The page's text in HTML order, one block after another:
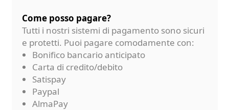
Come posso pagare?
Tutti i nostri sistemi di pagamento sono sicuri
e protetti. Puoi pagare comodamente con:
Bonifico bancario anticipato
Carta di credito/debito
Satispay
Paypal
AlmaPay